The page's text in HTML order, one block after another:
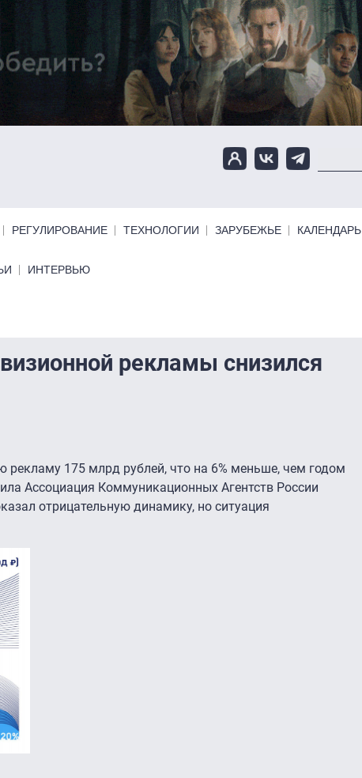
РЕГУЛИРОВАНИЕ ТЕХНОЛОГИИ ЗАРУБЕЖЬЕ КАЛЕНДАРЬ
ИНТЕРВЬЮ
рекламы снизился
рекламу 175 млрд рублей, что на 6% меньше, чем годом
Ассоциация Коммуникационных Агентств России
отрицательную динамику, но ситуация